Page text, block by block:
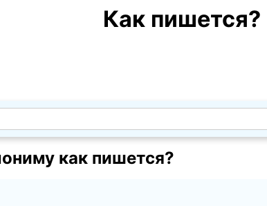
Как пишется?
как пишется?